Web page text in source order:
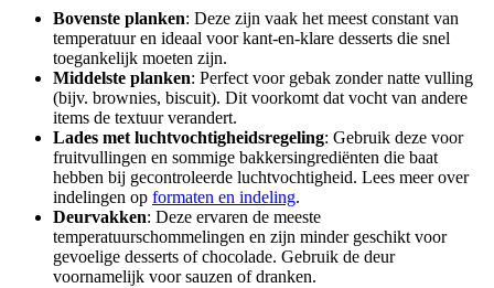
Bovenste planken: Deze zijn vaak het meest constant van
temperatuur en ideaal voor kant-en-klare desserts die snel
toegankelijk moeten zijn.
Middelste planken: Perfect voor gebak zonder natte vulling
(bijv. brownies, biscuit). Dit voorkomt dat vocht van andere
items de textuur verandert.
Lades met luchtvochtigheidsregeling: Gebruik deze voor
fruitvullingen en sommige bakkersingrediënten die baat
hebben bij gecontroleerde luchtvochtigheid. Lees meer over
indelingen op formaten en indeling.
Deurvakken: Deze ervaren de meeste
temperatuurschommelingen en zijn minder geschikt voor
gevoelige desserts of chocolade. Gebruik de deur
voornamelijk voor sauzen of dranken.